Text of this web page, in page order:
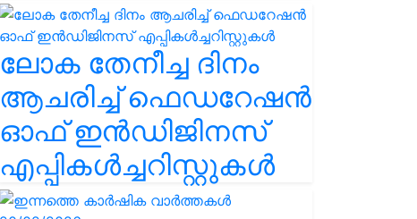
ലോക തേനീച്ച ദിനം
ആചരിച്ച് ഫെഡറേഷൻ
ഓഫ് ഇൻഡിജിനസ്
എപ്പികൾച്ചറിസ്റ്റുകൾ